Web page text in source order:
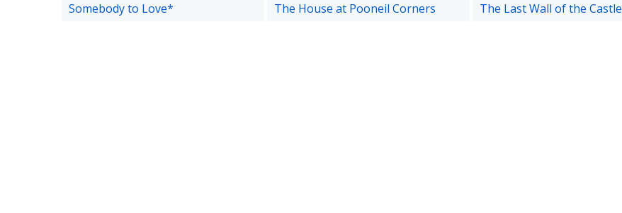
Somebody to Love*
The House at Pooneil Corners The Last Wall of the Castle